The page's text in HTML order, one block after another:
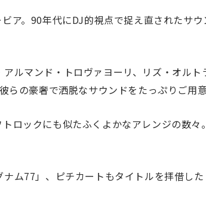
ア。90年代にDJ的視点で捉え直されたサ
ルマンド・トロヴァヨーリ、リズ・オルト
の豪奢で洒脱なサウンドをたっぷりご用意
ロックにも似たふくよかなアレンジの数々
ム77」、ピチカートもタイトルを拝借し